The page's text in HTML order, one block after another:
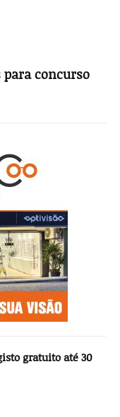
para concurso
gratuito até 30